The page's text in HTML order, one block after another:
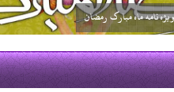
فقط ترجمه آن را بخوانم؟ آيا اشكالي ندارد؟
2 اسفند 96